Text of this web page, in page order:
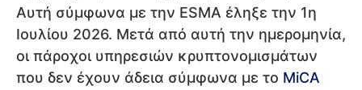
Αυτή σύμφωνα με την ESMA έληξε την 1η
Ιουλίου 2026. Μετά από αυτή την ημερομηνία,
οι πάροχοι υπηρεσιών κρυπτονομισμάτων
που δεν έχουν άδεια σύμφωνα με το MiCA